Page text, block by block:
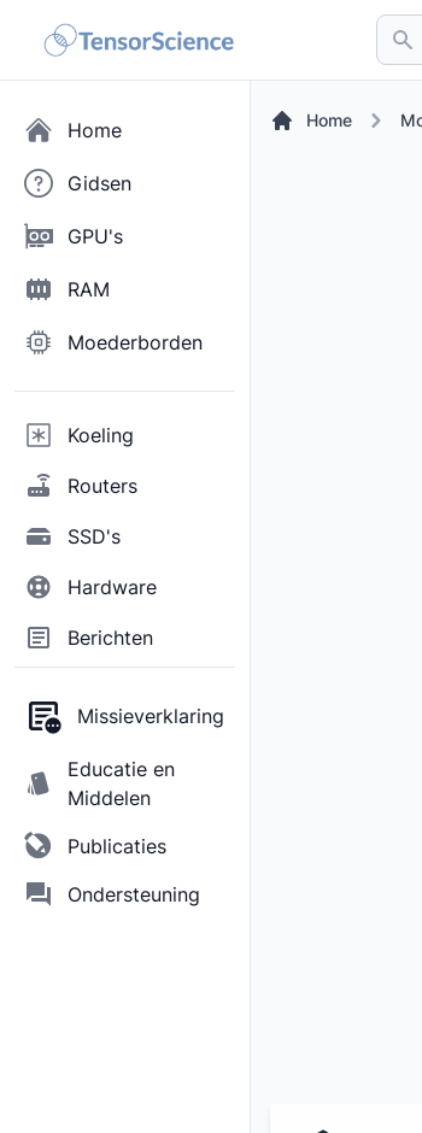
Home
Gidsen
GPU's
RAM
Moederborden
Koeling
Routers
SSD's
Hardware
Berichten
Missieverklaring
Educatie en
Middelen
Publicaties
Ondersteuning
Home